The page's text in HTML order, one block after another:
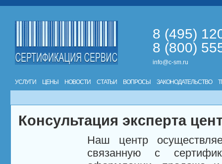
8 (495)
8 (800)
info@c-sm.ru
УСЛУГИ ЦЕНЫ НОВОСТИ СТАТЬИ ВОПРОСЫ ЗАКОНОДАТЕЛЬСТВО
Консультация эксперта
Наш центр
связанную с